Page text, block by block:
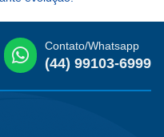
Contato/Whatsapp
(44) 99103-6999